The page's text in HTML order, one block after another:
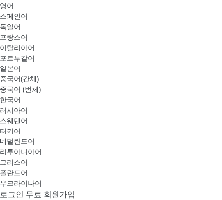
영어
스페인어
독일어
프랑스어
이탈리아어
포르투갈어
일본어
중국어(간체)
중국어 (번체)
한국어
러시아어
스웨덴어
터키어
네덜란드어
리투아니아어
그리스어
폴란드어
우크라이나어
로그인 무료 회원가입